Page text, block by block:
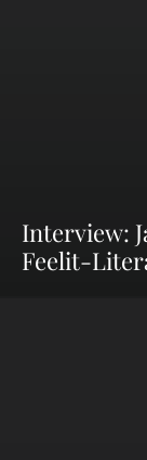
Interview:
Feelit-